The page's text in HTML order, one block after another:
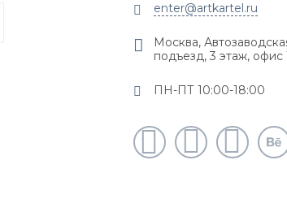
enter@artkartel.ru
Москва,
подъезд, 3 этаж, офис
ПН-ПТ 10:00-18:00